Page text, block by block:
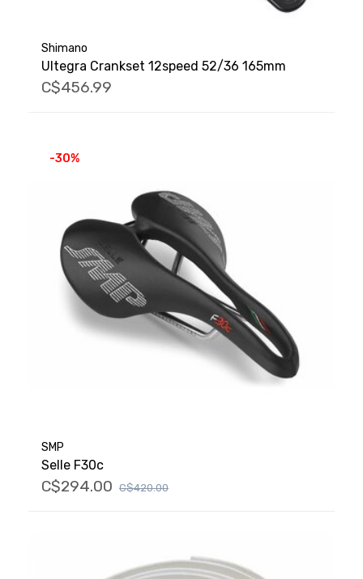
Shimano
Ultegra Crankset 12speed 52/36 165mm
C$456.99
-30%
SMP
Selle F30c
C$294.00 C$420.00